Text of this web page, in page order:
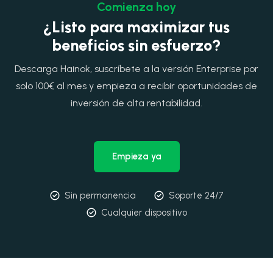
Comienza hoy
¿Listo para maximizar tus
beneficios sin esfuerzo?
Descarga Hainok, suscríbete a la versión Enterprise por
solo 100€ al mes y empieza a recibir oportunidades de
inversión de alta rentabilidad.
Empieza ya
Sin permanencia
Soporte 24/7
Cualquier dispositivo